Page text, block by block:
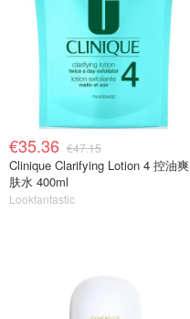
€35.36 €47.15
Clinique Clarifying Lotion 4 控油爽
肤水 400ml
Lookfantastic